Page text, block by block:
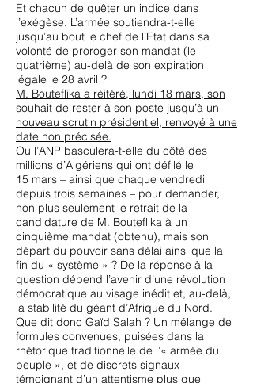
Et chacun de quêter un indice dans
l’exégèse. L’armée soutiendra-t-elle
jusqu’au bout le chef de l’Etat dans sa
volonté de proroger son mandat (le
quatrième) au-delà de son expiration
légale le 28 avril ?
M. Bouteflika a réitéré, lundi 18 mars, son
souhait de rester à son poste jusqu’à un
nouveau scrutin présidentiel, renvoyé à une
date non précisée.
Ou l’ANP basculera-t-elle du côté des
millions d’Algériens qui ont défilé le
15 mars – ainsi que chaque vendredi
depuis trois semaines – pour demander,
non plus seulement le retrait de la
candidature de M. Bouteflika à un
cinquième mandat (obtenu), mais son
départ du pouvoir sans délai ainsi que la
fin du « système » ? De la réponse à la
question dépend l’avenir d’une révolution
démocratique au visage inédit et, au-delà,
la stabilité du géant d’Afrique du Nord.
Que dit donc Gaïd Salah ? Un mélange de
formules convenues, puisées dans la
rhétorique traditionnelle de l’« armée du
peuple », et de discrets signaux
témoignant d’un attentisme plus que